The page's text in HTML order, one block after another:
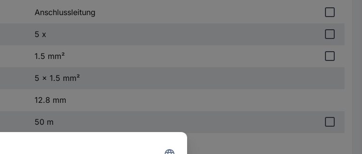
Anschlussleitung
5 x
1.5 mm²
5 x 1.5 mm²
12.8 mm
50 m